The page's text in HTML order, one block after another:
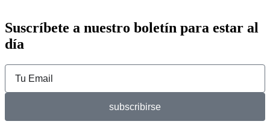
Suscríbete a nuestro boletín para estar al
día
subscribirse